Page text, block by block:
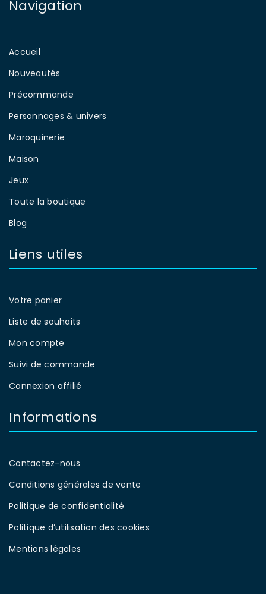
Navigation
Accueil
Nouveautés
Précommande
Personnages & univers
Maroquinerie
Maison
Jeux
Toute la boutique
Blog
Liens utiles
Votre panier
Liste de souhaits
Mon compte
Suivi de commande
Connexion affilié
Informations
Contactez-nous
Conditions générales de vente
Politique de confidentialité
Politique d’utilisation des cookies
Mentions légales